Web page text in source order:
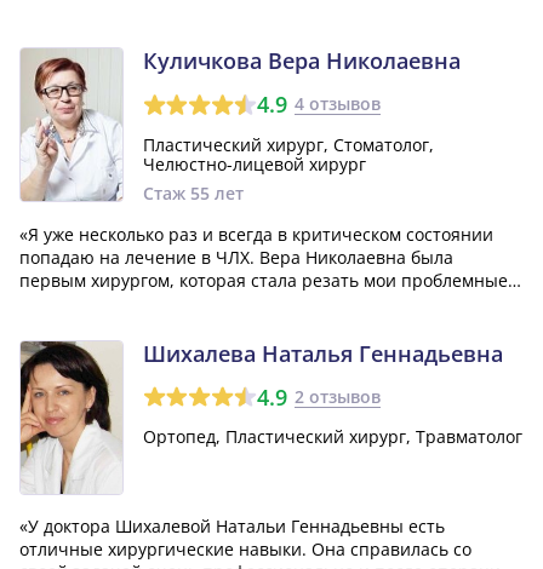
профессионально. Ру...»Куличкова Вера Николаевна
4.9 4 отзывов
Пластический хирург, Стоматолог,
Челюстно-лицевой хирург
Стаж 55 лет
«Я уже несколько раз и всегда в критическом состоянии
попадаю на лечение в ЧЛХ. Вера Николаевна была
первым хирургом, которая стала резать мои проблемные
тщательное обследование, перед принят...»
Шихалева Наталья Геннадьевна
4.9 2 отзывов
Ортопед, Пластический хирург, Травматолог
«У доктора Шихалевой Натальи Геннадьевны есть
отличные хирургические навыки. Она справилась со